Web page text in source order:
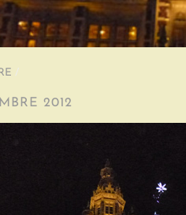
/
2012